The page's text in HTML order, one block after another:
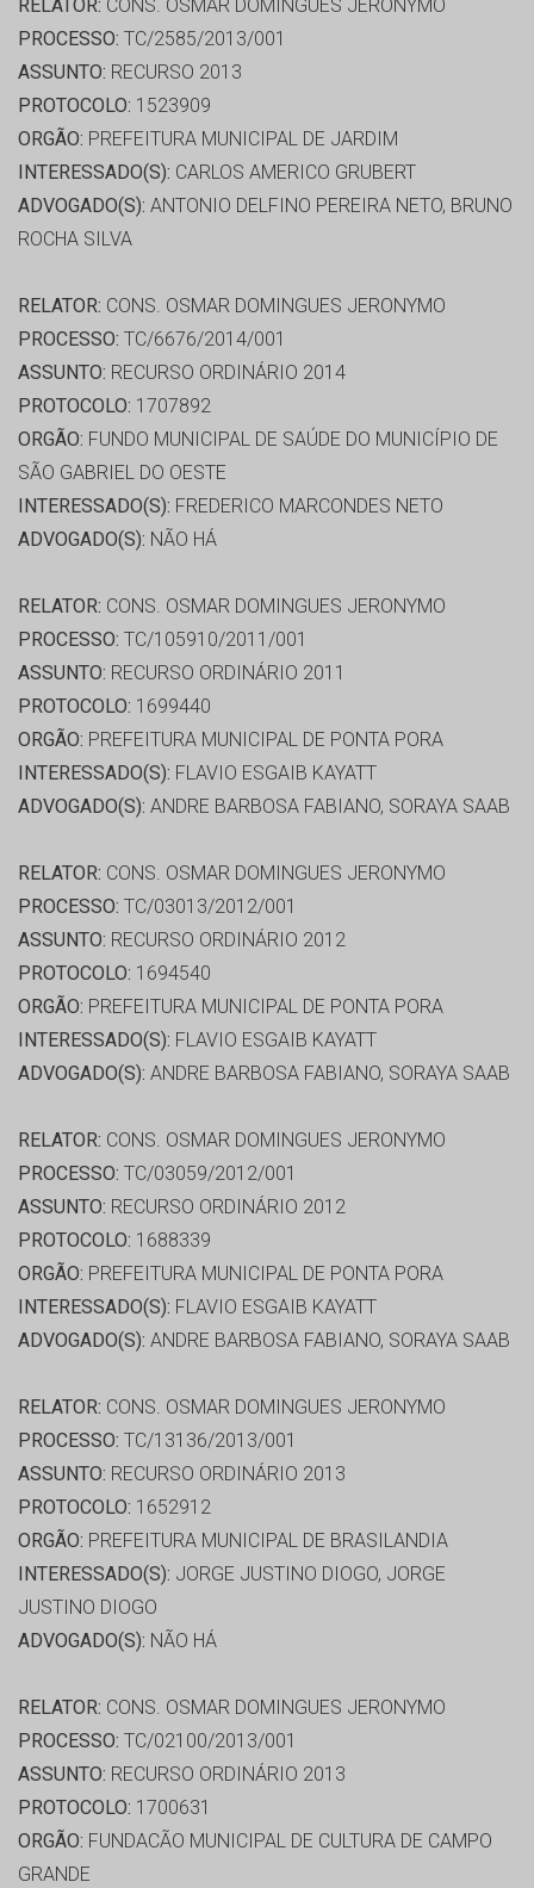
RELATOR: CONS. OSMAR DOMINGUES JERONYMO
PROCESSO: TC/2585/2013/001
ASSUNTO: RECURSO 2013
PROTOCOLO: 1523909
ORGÃO: PREFEITURA MUNICIPAL DE JARDIM
INTERESSADO(S): CARLOS AMERICO GRUBERT
ADVOGADO(S): ANTONIO DELFINO PEREIRA NETO, BRUNO
ROCHA SILVA
RELATOR: CONS. OSMAR DOMINGUES JERONYMO
PROCESSO: TC/6676/2014/001
ASSUNTO: RECURSO ORDINÁRIO 2014
PROTOCOLO: 1707892
ORGÃO: FUNDO MUNICIPAL DE SAÚDE DO MUNICÍPIO DE
SÃO GABRIEL DO OESTE
INTERESSADO(S): FREDERICO MARCONDES NETO
ADVOGADO(S): NÃO HÁ
RELATOR: CONS. OSMAR DOMINGUES JERONYMO
PROCESSO: TC/105910/2011/001
ASSUNTO: RECURSO ORDINÁRIO 2011
PROTOCOLO: 1699440
ORGÃO: PREFEITURA MUNICIPAL DE PONTA PORA
INTERESSADO(S): FLAVIO ESGAIB KAYATT
ADVOGADO(S): ANDRE BARBOSA FABIANO, SORAYA SAAB
RELATOR: CONS. OSMAR DOMINGUES JERONYMO
PROCESSO: TC/03013/2012/001
ASSUNTO: RECURSO ORDINÁRIO 2012
PROTOCOLO: 1694540
ORGÃO: PREFEITURA MUNICIPAL DE PONTA PORA
INTERESSADO(S): FLAVIO ESGAIB KAYATT
ADVOGADO(S): ANDRE BARBOSA FABIANO, SORAYA SAAB
RELATOR: CONS. OSMAR DOMINGUES JERONYMO
PROCESSO: TC/03059/2012/001
ASSUNTO: RECURSO ORDINÁRIO 2012
PROTOCOLO: 1688339
ORGÃO: PREFEITURA MUNICIPAL DE PONTA PORA
INTERESSADO(S): FLAVIO ESGAIB KAYATT
ADVOGADO(S): ANDRE BARBOSA FABIANO, SORAYA SAAB
RELATOR: CONS. OSMAR DOMINGUES JERONYMO
PROCESSO: TC/13136/2013/001
ASSUNTO: RECURSO ORDINÁRIO 2013
PROTOCOLO: 1652912
ORGÃO: PREFEITURA MUNICIPAL DE BRASILANDIA
INTERESSADO(S): JORGE JUSTINO DIOGO, JORGE
JUSTINO DIOGO
ADVOGADO(S): NÃO HÁ
RELATOR: CONS. OSMAR DOMINGUES JERONYMO
PROCESSO: TC/02100/2013/001
ASSUNTO: RECURSO ORDINÁRIO 2013
PROTOCOLO: 1700631
ORGÃO: FUNDACÃO MUNICIPAL DE CULTURA DE CAMPO
GRANDE